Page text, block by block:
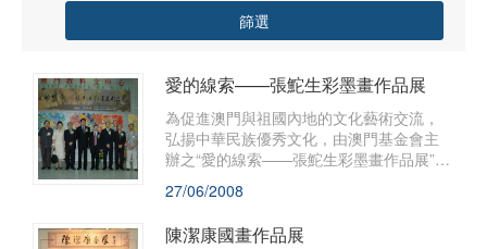
篩選
愛的線索——張鮀生彩墨畫作品展
為促進澳門與祖國內地的文化藝術交流，
弘揚中華民族優秀文化，由澳門基金會主
辦之“愛的線索——張鮀生彩墨畫作品展”，
將於七月一日(星期二) 下午六時正，在澳
門教科文中心展覽廳舉行揭幕。
27/06/2008
陳潔康國畫作品展